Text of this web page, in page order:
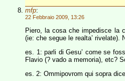
mfp:
22 Febbraio 2009, 13:26
Piero, la cosa che impedisce la
(ie: che segue le realta’ rivelate).
es. 1: parli di Gesu’ come se
Flavio (? vado a memoria), etc?
es. 2: Ommipovrom qui sopra dice